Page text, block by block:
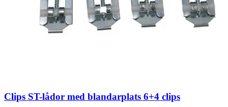
Clips ST-lådor med blandarplats 6+4 clips